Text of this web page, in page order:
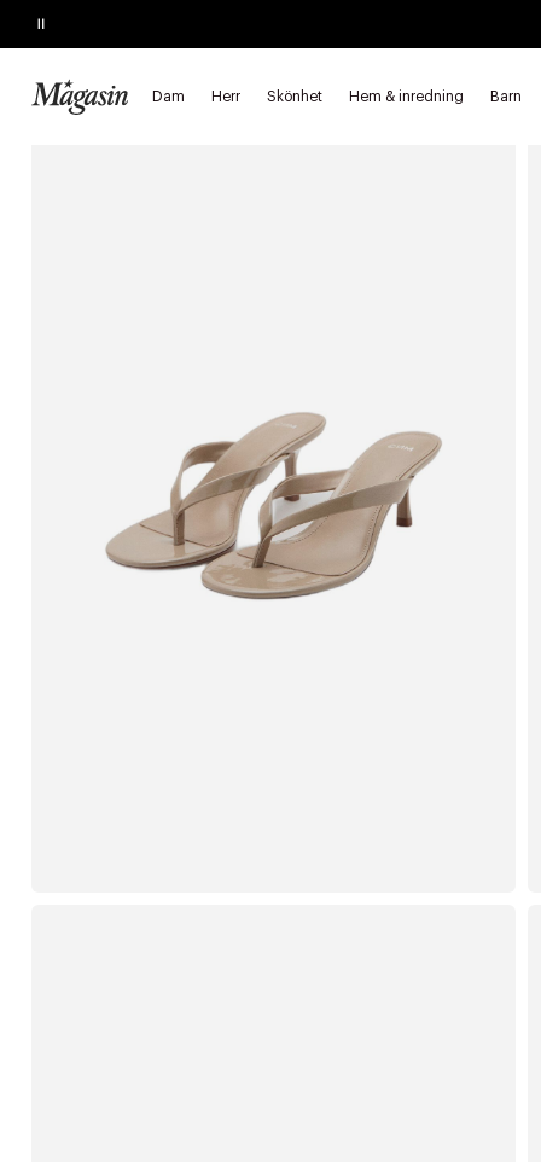
Pause
Dam Herr Skönhet Hem & inredning Barn
REAN SLUTAR IMORGON
Startsida Dam Skor Högklackat Sandaletter